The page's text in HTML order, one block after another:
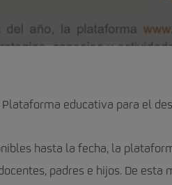
Plataforma educativa para el
hasta la fecha, la
padres e hijos. De